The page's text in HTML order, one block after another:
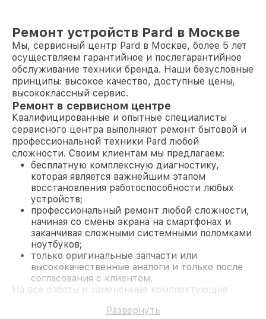
Ремонт устройств Pard в Москве
Мы, сервисный центр Pard в Москве, более 5 лет
осуществляем гарантийное и послегарантийное
обслуживание техники бренда. Наши безусловные
принципы: высокое качество, доступные цены,
высококлассный сервис.
Ремонт в сервисном центре
Квалифицированные и опытные специалисты
сервисного центра выполняют ремонт бытовой и
профессиональной техники Pard любой
сложности. Своим клиентам мы предлагаем:
бесплатную комплексную диагностику,
которая является важнейшим этапом
восстановления работоспособности любых
устройств;
профессиональный ремонт любой сложности,
начиная со смены экрана на смартфонах и
заканчивая сложными системными поломками
ноутбуков;
только оригинальные запчасти или
высококачественные аналоги и только после
согласования с клиентом.
На все работы и замененные комплектующие
поломки по условиям гарантии, мы бесплатно
Развернуть